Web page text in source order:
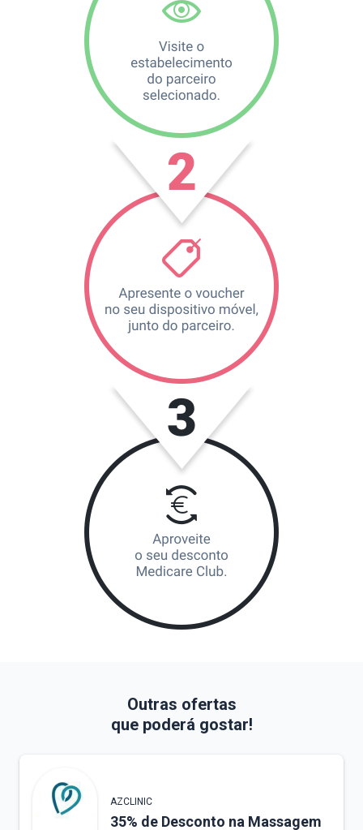
Outras ofertas
que poderá gostar!
AZCLINIC
35% de Desconto na Massagem